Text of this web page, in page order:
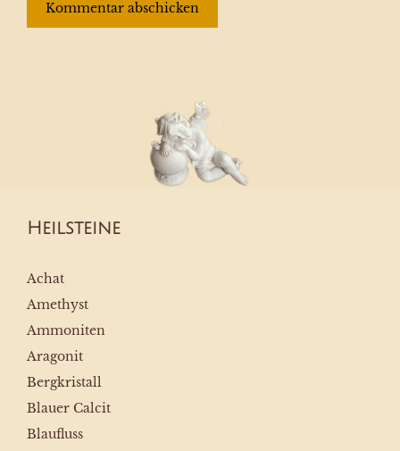
Heilsteine
Achat
Amethyst
Ammoniten
Aragonit
Bergkristall
Blauer Calcit
Blaufluss